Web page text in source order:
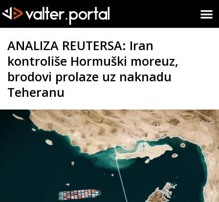
ANALIZA REUTERSA: Iran
kontroliše Hormuški moreuz,
brodovi prolaze uz naknadu
Teheranu